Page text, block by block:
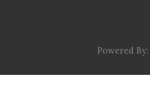
Powered By: